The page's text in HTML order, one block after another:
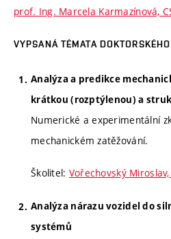
prof. Ing. Marcela Karmazínová,
VYPSANÁ TÉMATA
Analýza a predikce
krátkou (rozptýlenou) a
Numerické a experimentální
mechanickém zatěžování.
Školitel: Vořechovský
Analýza nárazu vozidel do
systémů